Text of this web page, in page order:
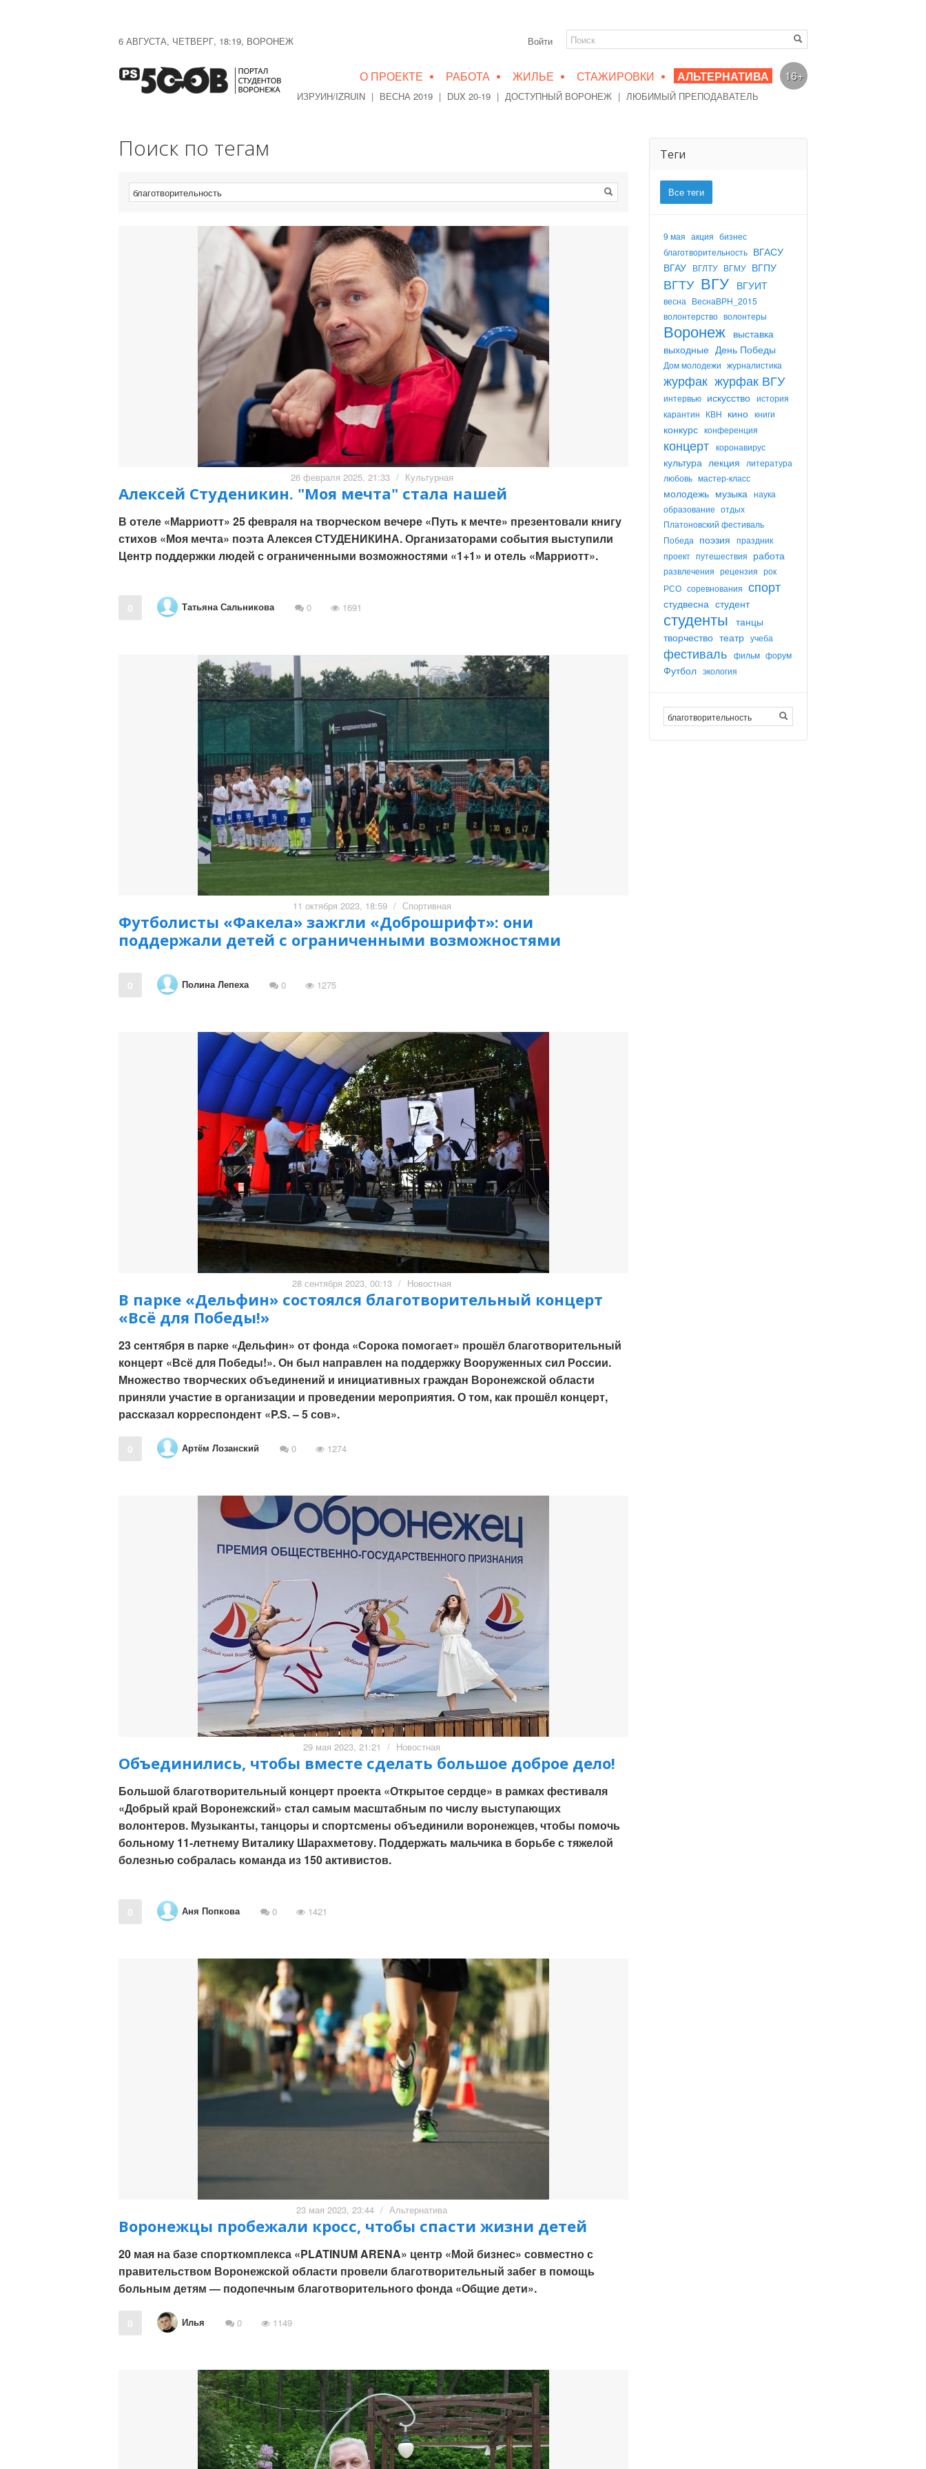
6 АВГУСТА, ЧЕТВЕРГ, 18:19, ВОРОНЕЖ Войти
О ПРОЕКТЕ • РАБОТА • ЖИЛЬЕ • СТАЖИРОВКИ • АЛЬТЕРНАТИВА
ИЗРУИН/IZRUIN | ВЕСНА 2019 | DUX 20-19 | ДОСТУПНЫЙ ВОРОНЕЖ | ЛЮБИМЫЙ ПРЕПОДАВАТЕЛЬ
16+
Поиск по тегам
26 февраля 2025, 21:33 / Культурная
Алексей Студеникин. "Моя мечта" стала нашей
В отеле «Марриотт» 25 февраля на творческом вечере «Путь к мечте» презентовали книгу
стихов «Моя мечта» поэта Алексея СТУДЕНИКИНА. Организаторами события выступили
Центр поддержки людей с ограниченными возможностями «1+1» и отель «Марриотт».
0 Татьяна Сальникова 0 1691
11 октября 2023, 18:59 / Спортивная
Футболисты «Факела» зажгли «Доброшрифт»: они
поддержали детей с ограниченными возможностями
0 Полина Лепеха 0 1275
28 сентября 2023, 00:13 / Новостная
В парке «Дельфин» состоялся благотворительный концерт
«Всё для Победы!»
23 сентября в парке «Дельфин» от фонда «Сорока помогает» прошёл благотворительный
концерт «Всё для Победы!». Он был направлен на поддержку Вооруженных сил России.
Множество творческих объединений и инициативных граждан Воронежской области
приняли участие в организации и проведении мероприятия. О том, как прошёл концерт,
рассказал корреспондент «P.S. – 5 сов».
0 Артём Лозанский 0 1274
29 мая 2023, 21:21 / Новостная
Объединились, чтобы вместе сделать большое доброе дело!
Большой благотворительный концерт проекта «Открытое сердце» в рамках фестиваля
«Добрый край Воронежский» стал самым масштабным по числу выступающих
волонтеров. Музыканты, танцоры и спортсмены объединили воронежцев, чтобы помочь
больному 11-летнему Виталику Шарахметову. Поддержать мальчика в борьбе с тяжелой
болезнью собралась команда из 150 активистов.
0 Аня Попкова 0 1421
23 мая 2023, 23:44 / Альтернатива
Воронежцы пробежали кросс, чтобы спасти жизни детей
20 мая на базе спорткомплекса «PLATINUM ARENA» центр «Мой бизнес» совместно с
правительством Воронежской области провели благотворительный забег в помощь
больным детям — подопечным благотворительного фонда «Общие дети».
0 Илья 0 1149
Теги
Все теги
9 мая акция бизнес
благотворительность ВГАСУ
ВГАУ ВГЛТУ ВГМУ ВГПУ
ВГТУ ВГУ ВГУИТ
весна ВеснаВРН_2015
волонтерство волонтеры
Воронеж выставка
выходные День Победы
Дом молодежи журналистика
журфак журфак ВГУ
интервью искусство история
карантин КВН кино книги
конкурс конференция
концерт коронавирус
культура лекция
литература
любовь мастер-класс
молодежь музыка наука
образование отдых
Платоновский фестиваль
Победа поэзия праздник
проект путешествия работа
развлечения рецензия рок
РСО соревнования спорт
студвесна студент
студенты танцы
творчество театр учеба
фестиваль фильм форум
Футбол экология